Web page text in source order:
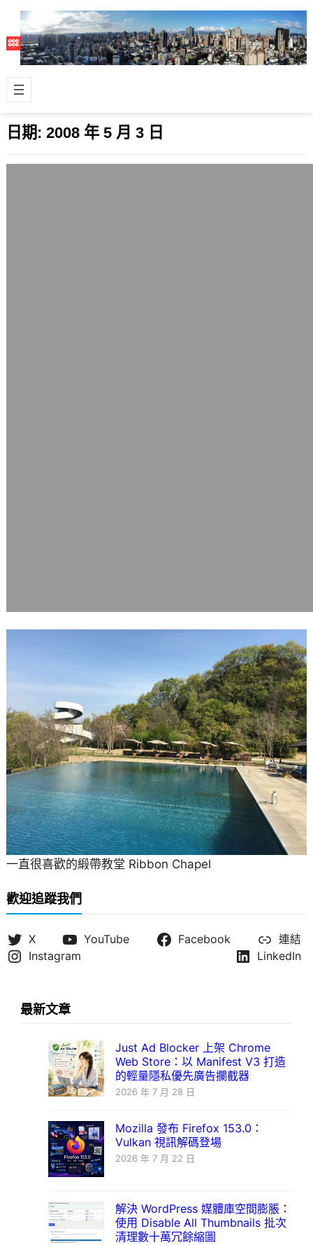
日期: 2008 年 5 月 3 日
一直很喜歡的緞帶教堂 Ribbon Chapel
歡迎追蹤我們
X YouTube Facebook
連結
Instagram
LinkedIn
最新文章
Just Ad Blocker 上架 Chrome
Web Store：以 Manifest V3 打造
的輕量隱私優先廣告攔截器
2026 年 7 月 28 日
Mozilla 發布 Firefox 153.0：
Vulkan 視訊解碼登場
2026 年 7 月 22 日
解決 WordPress 媒體庫空間膨脹：
使用 Disable All Thumbnails 批次
清理數十萬冗餘縮圖